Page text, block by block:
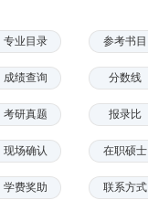
专业目录 参考书目
成绩查询 分数线
考研真题 报录比
现场确认 在职硕士
学费奖助 联系方式